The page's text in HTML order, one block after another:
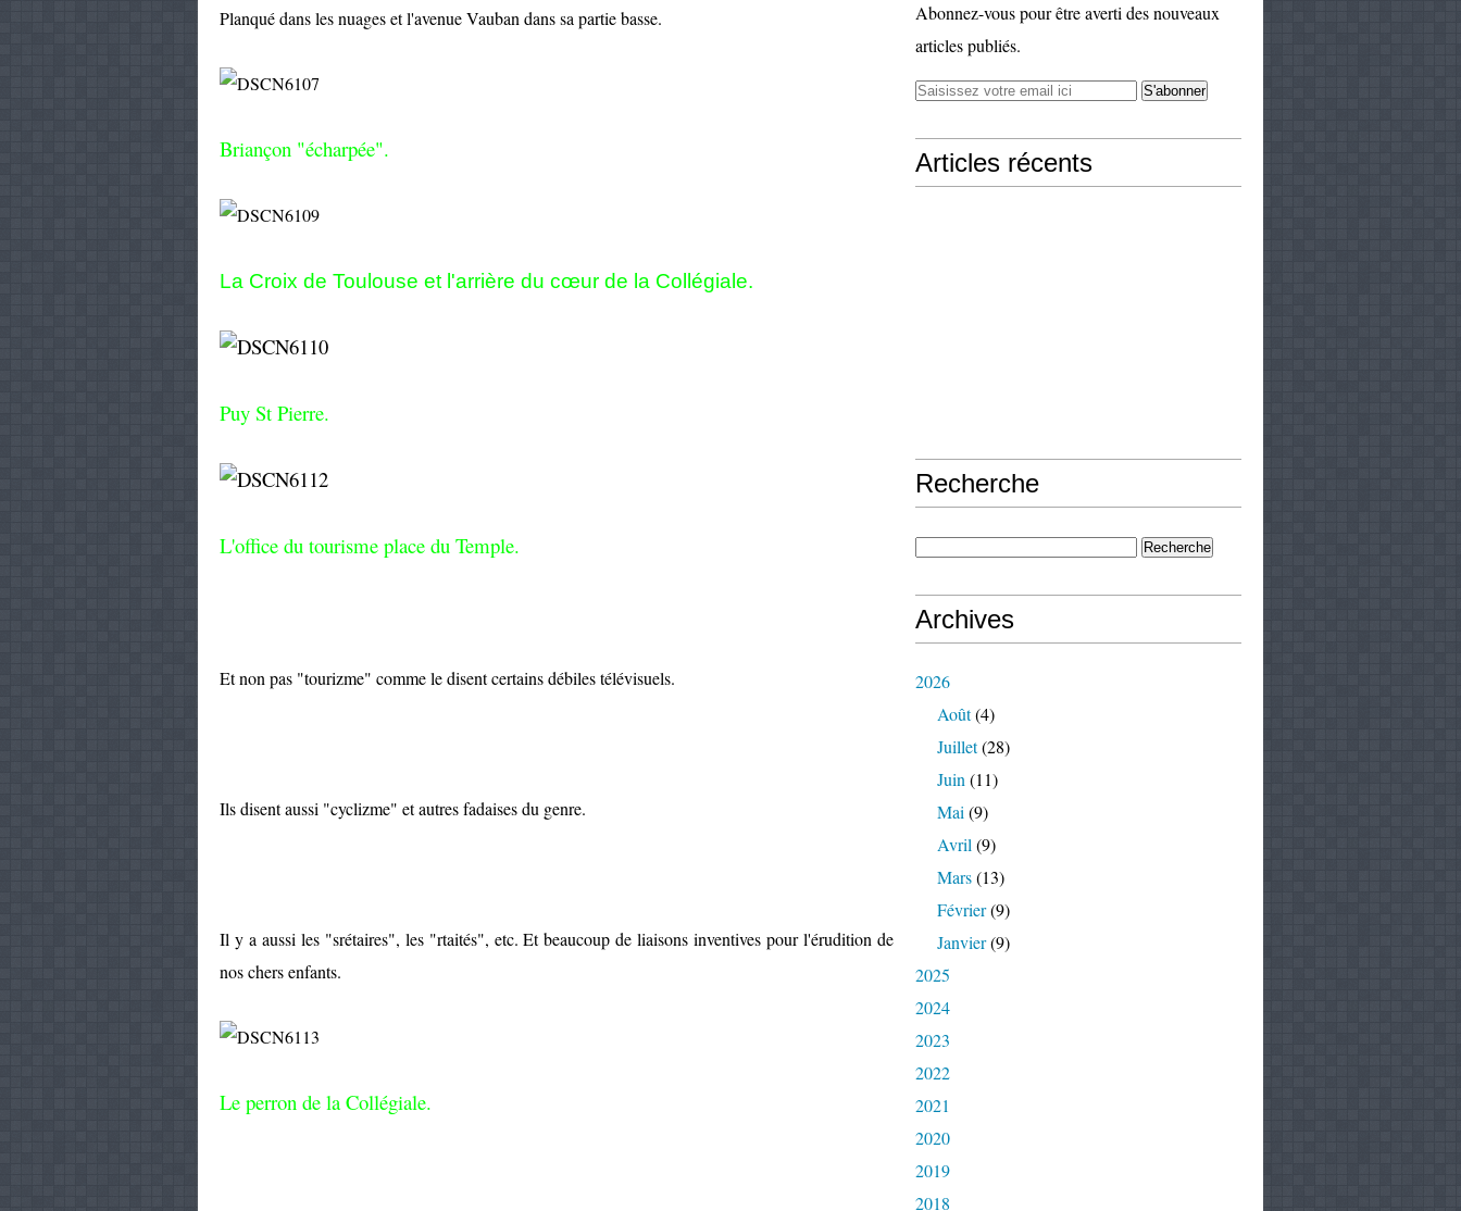
Planqué dans les nuages et l'avenue Vauban dans sa partie basse.
Briançon "écharpée".
La Croix de Toulouse et l'arrière du cœur de la Collégiale.
Puy St Pierre.
L'office du tourisme place du Temple.
Et non pas "tourizme" comme le disent certains débiles télévisuels.
Ils disent aussi "cyclizme" et autres fadaises du genre.
Il y a aussi les "srétaires", les "rtaités", etc. Et beaucoup de liaisons inventives pour l'érudition de
nos chers enfants.
Le perron de la Collégiale.
Abonnez-vous pour être averti des nouveaux
articles publiés.
Articles récents
Recherche
Archives
2026
Août(4)
Juillet(28)
Juin (11)
Mai (9)
Avril (9)
Mars(13)
Février(9)
Janvier(9)
2025
2024
2023
2022
2021
2020
2019
2018